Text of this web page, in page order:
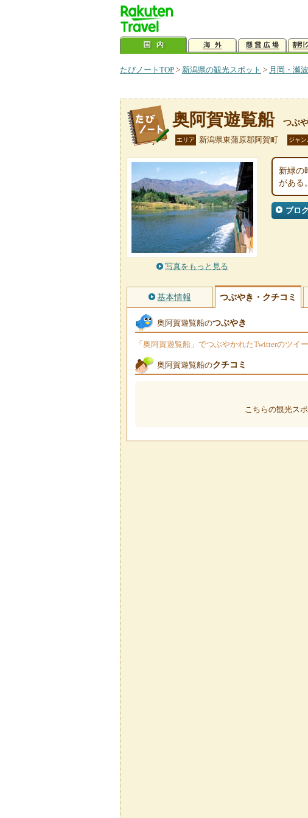
たびノートTOP > 新潟県の観光スポット > 月岡・瀬
奥阿賀遊覧船 つぶ
エリア 新潟県東蒲原郡阿賀町 ジャン
写真をもっと見る
新緑の
がある
ブロ
基本情報 つぶやき・クチコミ
奥阿賀遊覧船のつぶやき
「奥阿賀遊覧船」でつぶやかれたTwitterのツイ
奥阿賀遊覧船のクチコミ
こちらの観光ス